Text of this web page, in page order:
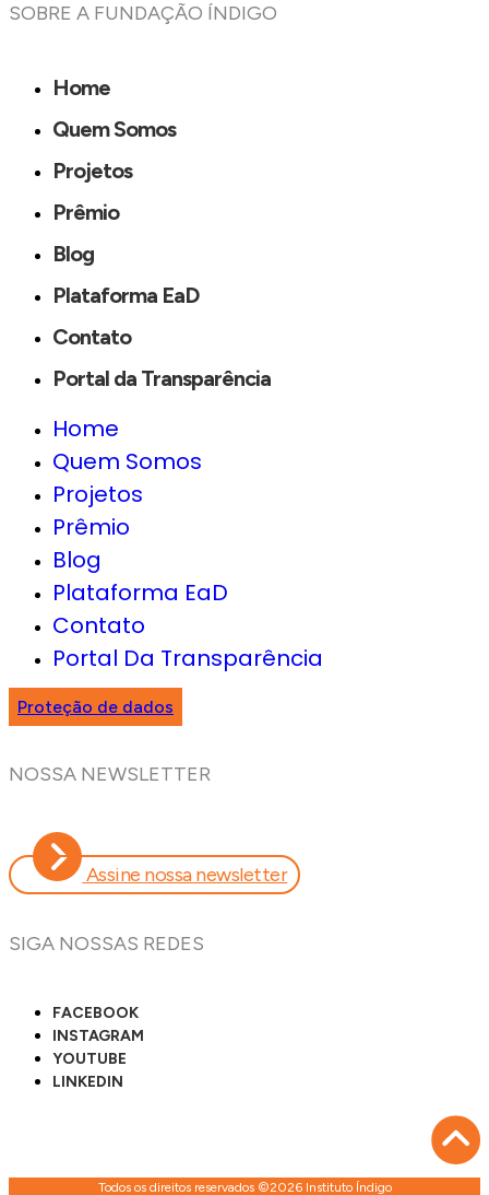
SOBRE A FUNDAÇÃO ÍNDIGO
Home
Quem Somos
Projetos
Prêmio
Blog
Plataforma EaD
Contato
Portal da Transparência
Home
Quem Somos
Projetos
Prêmio
Blog
Plataforma EaD
Contato
Portal Da Transparência
Proteção de dados
NOSSA NEWSLETTER
Assine nossa newsletter
SIGA NOSSAS REDES
FACEBOOK
INSTAGRAM
YOUTUBE
LINKEDIN
Todos os direitos reservados ©2026 Instituto Índigo